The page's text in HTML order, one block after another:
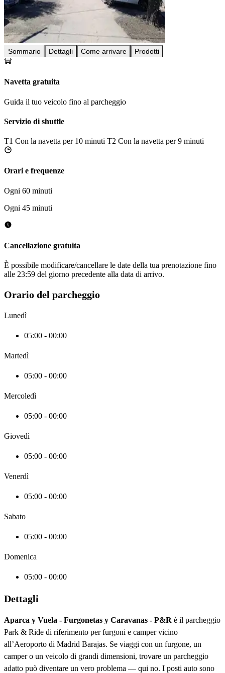
Sommario Dettagli Come arrivare Prodotti
Navetta gratuita
Guida il tuo veicolo fino al parcheggio
Servizio di shuttle
T1 Con la navetta per 10 minuti T2 Con la navetta per 9 minuti
Orari e frequenze
Ogni 60 minuti
Ogni 45 minuti
Cancellazione gratuita
È possibile modificare/cancellare le date della tua prenotazione fino
alle 23:59 del giorno precedente alla data di arrivo.
Orario del parcheggio
Lunedì
05:00 - 00:00
Martedì
05:00 - 00:00
Mercoledì
05:00 - 00:00
Giovedì
05:00 - 00:00
Venerdì
05:00 - 00:00
Sabato
05:00 - 00:00
Domenica
05:00 - 00:00
Dettagli
Aparca y Vuela - Furgonetas y Caravanas - P&R è il parcheggio
Park & Ride di riferimento per furgoni e camper vicino
all’Aeroporto di Madrid Barajas. Se viaggi con un furgone, un
camper o un veicolo di grandi dimensioni, trovare un parcheggio
adatto può diventare un vero problema — qui no. I posti auto sono